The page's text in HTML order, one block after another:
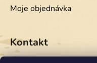
Moje objednávka
Kontakt